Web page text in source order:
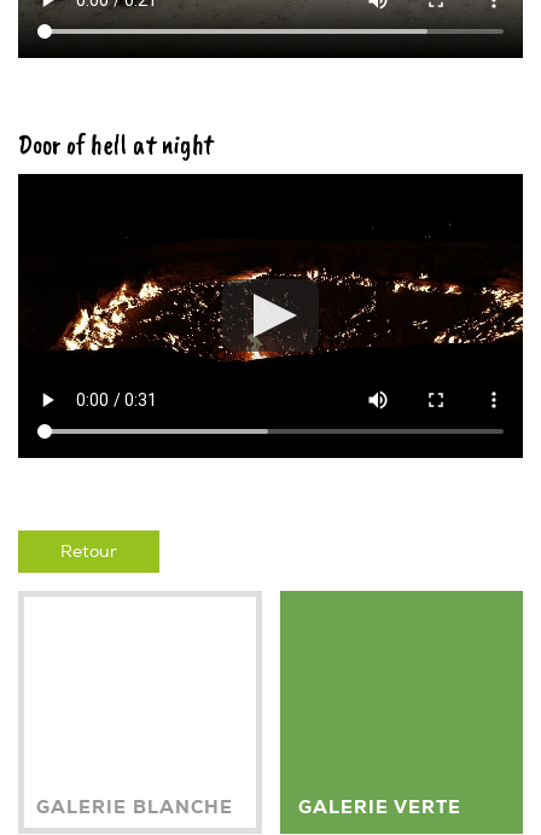
Door of hell at night
Retour
GALERIE BLANCHE GALERIE VERTE